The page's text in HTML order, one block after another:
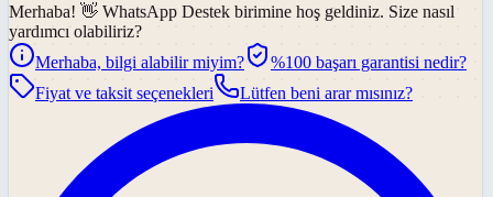
Merhaba! 👋 WhatsApp Destek birimine hoş geldiniz. Size nasıl
yardımcı olabiliriz?
Merhaba, bilgi alabilir miyim?
%100 başarı garantisi nedir?
Fiyat ve taksit seçenekleri
Lütfen beni arar mısınız?